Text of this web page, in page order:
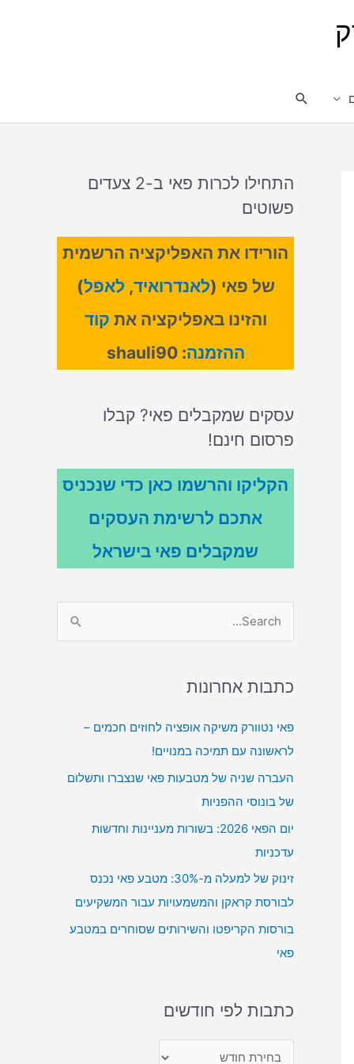
התחילו לכרות פאי ב-2 צעדים
פשוטים
הורידו את האפליקציה הרשמית
של פאי (לאנדרואיד, לאפל)
והזינו באפליקציה את קוד
ההזמנה: shauli90
עסקים שמקבלים פאי? קבלו
פרסום חינם!
הקליקו והרשמו כאן כדי שנכניס
אתכם לרשימת העסקים
שמקבלים פאי בישראל
r
h
f
o
r
:
כתבות אחרונות
פאי נטוורק משיקה אופציה לחוזים חכמים –
לראשונה עם תמיכה במנויים!
העברה שניה של מטבעות פאי שנצברו ותשלום
של בונוסי ההפניות
יום הפאי 2026: בשורות מעניינות וחדשות
עדכניות
זינוק של למעלה מ-30%: מטבע פאי נכנס
לבורסת קראקן והמשמעויות עבור המשקיעים
בורסות הקריפטו והשירותים שסוחרים במטבע
פאי
כתבות לפי חודשים